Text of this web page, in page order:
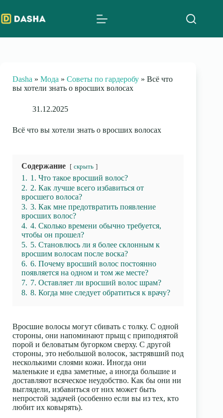
to
content
Dasha » Мода » Советы по гардеробу » Всё что
вы хотели знать о вросших волосах
31.12.2025
Всё что вы хотели знать о вросших волосах
Содержание скрыть
1. 1. Что такое вросший волос?
2. 2. Как лучше всего избавиться от
вросшего волоса?
3. 3. Как мне предотвратить появление
вросших волос?
4. 4. Сколько времени обычно требуется,
чтобы он прошел?
5. 5. Становлюсь ли я более склонным к
вросшим волосам после воска?
6. 6. Почему вросший волос постоянно
появляется на одном и том же месте?
7. 7. Оставляет ли вросший волос шрам?
8. 8. Когда мне следует обратиться к врачу?
Вросшие волосы могут сбивать с толку. С одной
стороны, они напоминают прыщ с приподнятой
порой и беловатым бугорком сверху. С другой
стороны, это небольшой волосок, застрявший под
несколькими слоями кожи. Иногда они
маленькие и едва заметные, а иногда большие и
доставляют всяческое неудобство. Как бы они ни
выглядели, избавиться от них может быть
непростой задачей (особенно если вы из тех, кто
любит их ковырять).